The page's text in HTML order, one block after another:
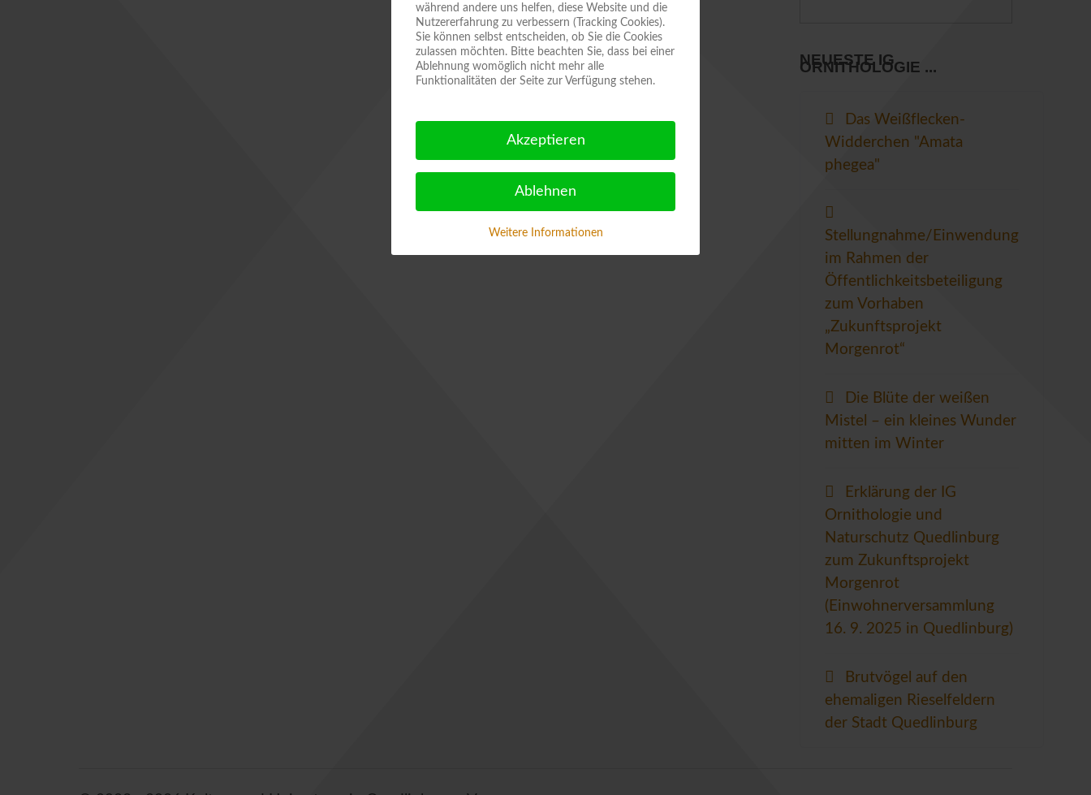
NEUESTE IG
ORNITHOLOGIE ...
Das Weißflecken-
Widderchen "Amata
phegea"
Stellungnahme/Einwendung
im Rahmen der
Öffentlichkeitsbeteiligung
zum Vorhaben
„Zukunftsprojekt
Morgenrot“
Die Blüte der weißen
Mistel – ein kleines Wunder
mitten im Winter
Erklärung der IG
Ornithologie und
Naturschutz Quedlinburg
zum Zukunftsprojekt
Morgenrot
(Einwohnerversammlung
16. 9. 2025 in Quedlinburg)
Brutvögel auf den
ehemaligen Rieselfeldern
der Stadt Quedlinburg
während andere uns helfen, diese Website und die
Nutzererfahrung zu verbessern (Tracking Cookies).
Sie können selbst entscheiden, ob Sie die Cookies
zulassen möchten. Bitte beachten Sie, dass bei einer
Ablehnung womöglich nicht mehr alle
Funktionalitäten der Seite zur Verfügung stehen.
Akzeptieren
Ablehnen
Weitere Informationen